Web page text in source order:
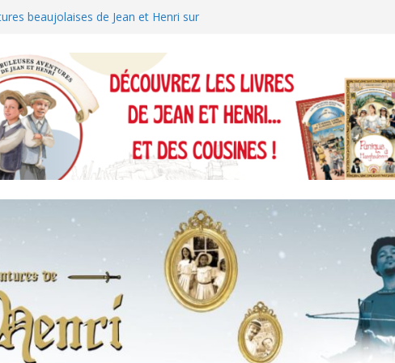
beaujolaises de Jean et Henri sur
nous suit du château de Kaamelott
Cats !
de Jean et Henri sur Brionnais-TV
DE NOËL EN BEAUJOLAIS !